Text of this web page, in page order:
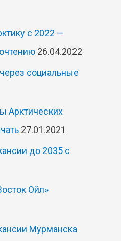
с 2022 —
26.04.2022
социальные
Арктических
27.01.2021
до 2035 с
Ойл»
Мурманска